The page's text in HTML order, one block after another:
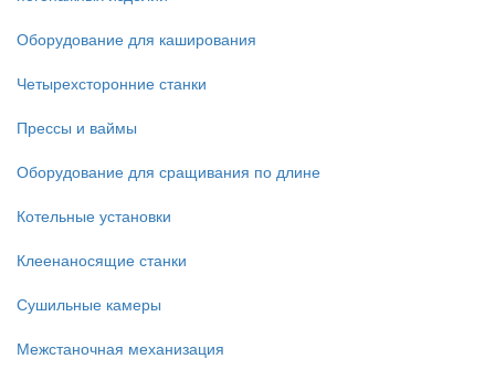
Оборудование для каширования
Четырехсторонние станки
Прессы и ваймы
Оборудование для сращивания по длине
Котельные установки
Клеенаносящие станки
Сушильные камеры
Межстаночная механизация